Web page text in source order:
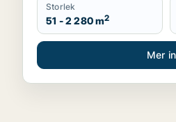
Storlek
51 - 2 280 m2
Mer